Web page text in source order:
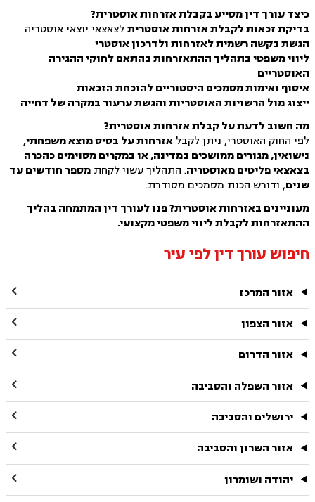
כיצד עורך דין מסייע בקבלת אזרחות אוסטרית?
בדיקת זכאות לקבלת אזרחות אוסטריתלצאצאי יוצאי אוסטריה
הגשת בקשה רשמית לאזרחות ולדרכון אוסטרי
ליווי משפטי בתהליך ההתאזרחות בהתאם לחוקי ההגירה
האוסטריים
איסוף ואימות מסמכים היסטוריים להוכחת הזכאות
ייצוג מול הרשויות האוסטריות והגשת ערעור במקרה של דחייה
מה חשוב לדעת על קבלת אזרחות אוסטרית?
לפי החוק האוסטרי, ניתן לקבל אזרחות על בסיס מוצא משפחתי,
נישואין, מגורים ממושכים במדינה, או במקרים מסוימים כהכרה
בצאצאי פליטים מאוסטריה. התהליך עשוי לקחת מספר חודשים עד
שנים, ודורש הכנת מסמכים מסודרת.
מעוניינים באזרחות אוסטרית? פנו לעורך דין המתמחה בהליך
ההתאזרחות לקבלת ליווי משפטי מקצועי.
חיפוש עורך דין לפי עיר
אזור המרכז 
אזור הצפון 
אזור הדרום 
אזור השפלה והסביבה 
ירושלים והסביבה 
אזור השרון והסביבה 
יהודה ושומרון 